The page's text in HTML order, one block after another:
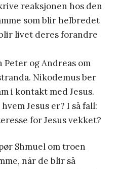
reaksjonen hos den
som blir helbredet
livet deres forandre
Peter og Andreas om
Nikodemus ber
i kontakt med Jesus.
Jesus er? I så fall:
for Jesus vekket?
Shmuel om troen
når de blir så